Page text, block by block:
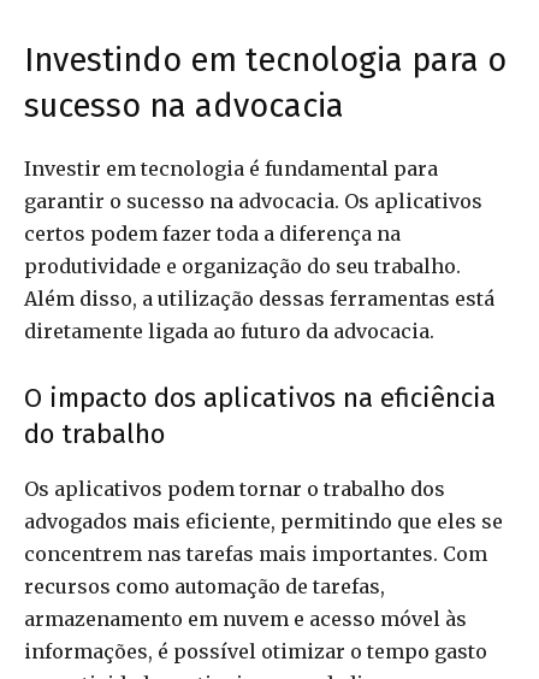
Investindo em tecnologia para o
sucesso na advocacia
Investir em tecnologia é fundamental para
garantir o sucesso na advocacia. Os aplicativos
certos podem fazer toda a diferença na
produtividade e organização do seu trabalho.
Além disso, a utilização dessas ferramentas está
diretamente ligada ao futuro da advocacia.
O impacto dos aplicativos na eficiência
do trabalho
Os aplicativos podem tornar o trabalho dos
advogados mais eficiente, permitindo que eles se
concentrem nas tarefas mais importantes. Com
recursos como automação de tarefas,
armazenamento em nuvem e acesso móvel às
informações, é possível otimizar o tempo gasto